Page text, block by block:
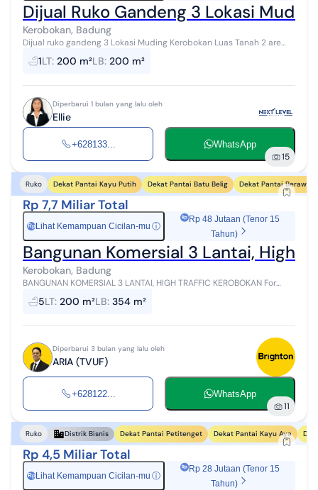
Dijual Ruko Gandeng 3 Lokasi
Kerobokan, Badung
Dijual ruko gandeng 3 Lokasi Muding Kerobokan Luas Tanah 2 are
SHM IMB lengkap Air sumur bor Listrik 10500 watt Akses jalan 12
meter Cocok un...
1LT: 200 m²LB: 200 m²
Diperbarui 1 bulan yang lalu oleh
Ellie
+628133... WhatsApp
15
Ruko Dekat Pantai Kayu Putih Dekat Pantai Batu Belig Dekat Pantai Berawa
Rp 7,7 Miliar Total
Rp Lihat Kemampuan Cicilan-mu ⓘ
Rp 48 Jutaan (Tenor 15
Tahun)
Bangunan Komersial 3 Lantai, High
Kerobokan, Badung
BANGUNAN KOMERSIAL 3 LANTAI, HIGH TRAFFIC KEROBOKAN For
Rent (Long Leasehold) or sell , Salon bangunan 3 Lantai, Jalan Raya
Kerobokan, high traffi...
5LT: 200 m²LB: 354 m²
Diperbarui 3 bulan yang lalu oleh
ARIA (TVUF)
+628122... WhatsApp
11
Ruko Distrik Bisnis Dekat Pantai Petitenget Dekat Pantai Kayu Aya
Rp 4,5 Miliar Total
Rp Lihat Kemampuan Cicilan-mu ⓘ
Rp 28 Jutaan (Tenor 15
Tahun)